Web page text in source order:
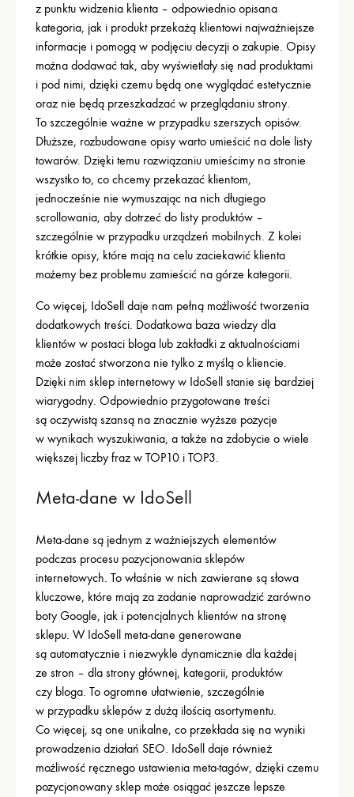
z punktu widzenia klienta – odpowiednio opisana
kategoria, jak i produkt przekażą klientowi najważniejsze
informacje i pomogą w podjęciu decyzji o zakupie. Opisy
można dodawać tak, aby wyświetlały się nad produktami
i pod nimi, dzięki czemu będą one wyglądać estetycznie
oraz nie będą przeszkadzać w przeglądaniu strony.
To szczególnie ważne w przypadku szerszych opisów.
Dłuższe, rozbudowane opisy warto umieścić na dole listy
towarów. Dzięki temu rozwiązaniu umieścimy na stronie
wszystko to, co chcemy przekazać klientom,
jednocześnie nie wymuszając na nich długiego
scrollowania, aby dotrzeć do listy produktów –
szczególnie w przypadku urządzeń mobilnych. Z kolei
krótkie opisy, które mają na celu zaciekawić klienta
możemy bez problemu zamieścić na górze kategorii.
Co więcej, IdoSell daje nam pełną możliwość tworzenia
dodatkowych treści. Dodatkowa baza wiedzy dla
klientów w postaci bloga lub zakładki z aktualnościami
może zostać stworzona nie tylko z myślą o kliencie.
Dzięki nim sklep internetowy w IdoSell stanie się bardziej
wiarygodny. Odpowiednio przygotowane treści
są oczywistą szansą na znacznie wyższe pozycje
w wynikach wyszukiwania, a także na zdobycie o wiele
większej liczby fraz w TOP10 i TOP3.
Meta-dane w IdoSell
Meta-dane są jednym z ważniejszych elementów
podczas procesu pozycjonowania sklepów
internetowych. To właśnie w nich zawierane są słowa
kluczowe, które mają za zadanie naprowadzić zarówno
boty Google, jak i potencjalnych klientów na stronę
sklepu. W IdoSell meta-dane generowane
są automatycznie i niezwykle dynamicznie dla każdej
ze stron – dla strony głównej, kategorii, produktów
czy bloga. To ogromne ułatwienie, szczególnie
w przypadku sklepów z dużą ilością asortymentu.
Co więcej, są one unikalne, co przekłada się na wyniki
prowadzenia działań SEO. IdoSell daje również
możliwość ręcznego ustawienia meta-tagów, dzięki czemu
pozycjonowany sklep może osiągać jeszcze lepsze